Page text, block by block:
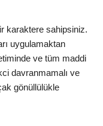
karaktere sahipsiniz.
uygulamaktan
ve tüm maddi
davranmamalı ve
gönüllülükle